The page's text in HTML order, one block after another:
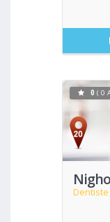
Dentiste
0 ( 0